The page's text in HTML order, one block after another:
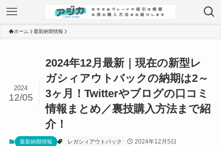
ホーム 最新納期情報
2024年12月最新｜現在の新型レ
ガシィアウトバックの納期は2～
3ヶ月！Twitterやブログの口コミ
情報まとめ／裏技購入方法まで紹
介！
2024
12/05
最新納期情報 レガシィアウトバック
2024年12月5日